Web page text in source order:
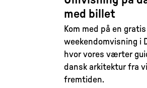
med billet
Kom med på en gratis
weekendomvisning i
hvor vores værter
dansk arkitektur fra
fremtiden.